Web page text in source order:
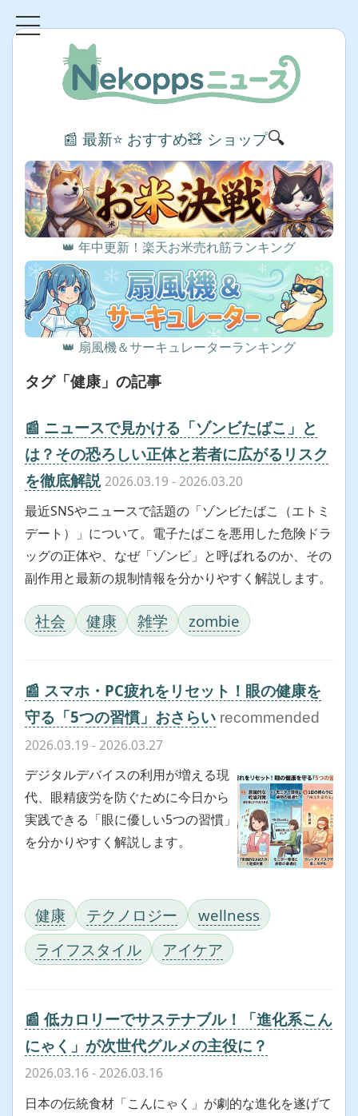
📰 最新⭐ おすすめ🧸 ショップ🔍
👑 年中更新！楽天お米売れ筋ランキング
👑 扇風機＆サーキュレーターランキング
タグ「健康」の記事
📰 ニュースで見かける「ゾンビたばこ」と
は？その恐ろしい正体と若者に広がるリスク
を徹底解説 2026.03.19 - 2026.03.20
最近SNSやニュースで話題の「ゾンビたばこ（エトミ
デート）」について。電子たばこを悪用した危険ドラ
ッグの正体や、なぜ「ゾンビ」と呼ばれるのか、その
副作用と最新の規制情報を分かりやすく解説します。
社会 健康 雑学 zombie
📰 スマホ・PC疲れをリセット！眼の健康を
守る「5つの習慣」おさらい recommended
2026.03.19 - 2026.03.27
デジタルデバイスの利用が増える現
代、眼精疲労を防ぐために今日から
実践できる「眼に優しい5つの習慣」
を分かりやすく解説します。
健康 テクノロジー
wellness
ライフスタイル
アイケア
📰 低カロリーでサステナブル！「進化系こん
にゃく」が次世代グルメの主役に？
2026.03.16 - 2026.03.16
日本の伝統食材「こんにゃく」が劇的な進化を遂げて